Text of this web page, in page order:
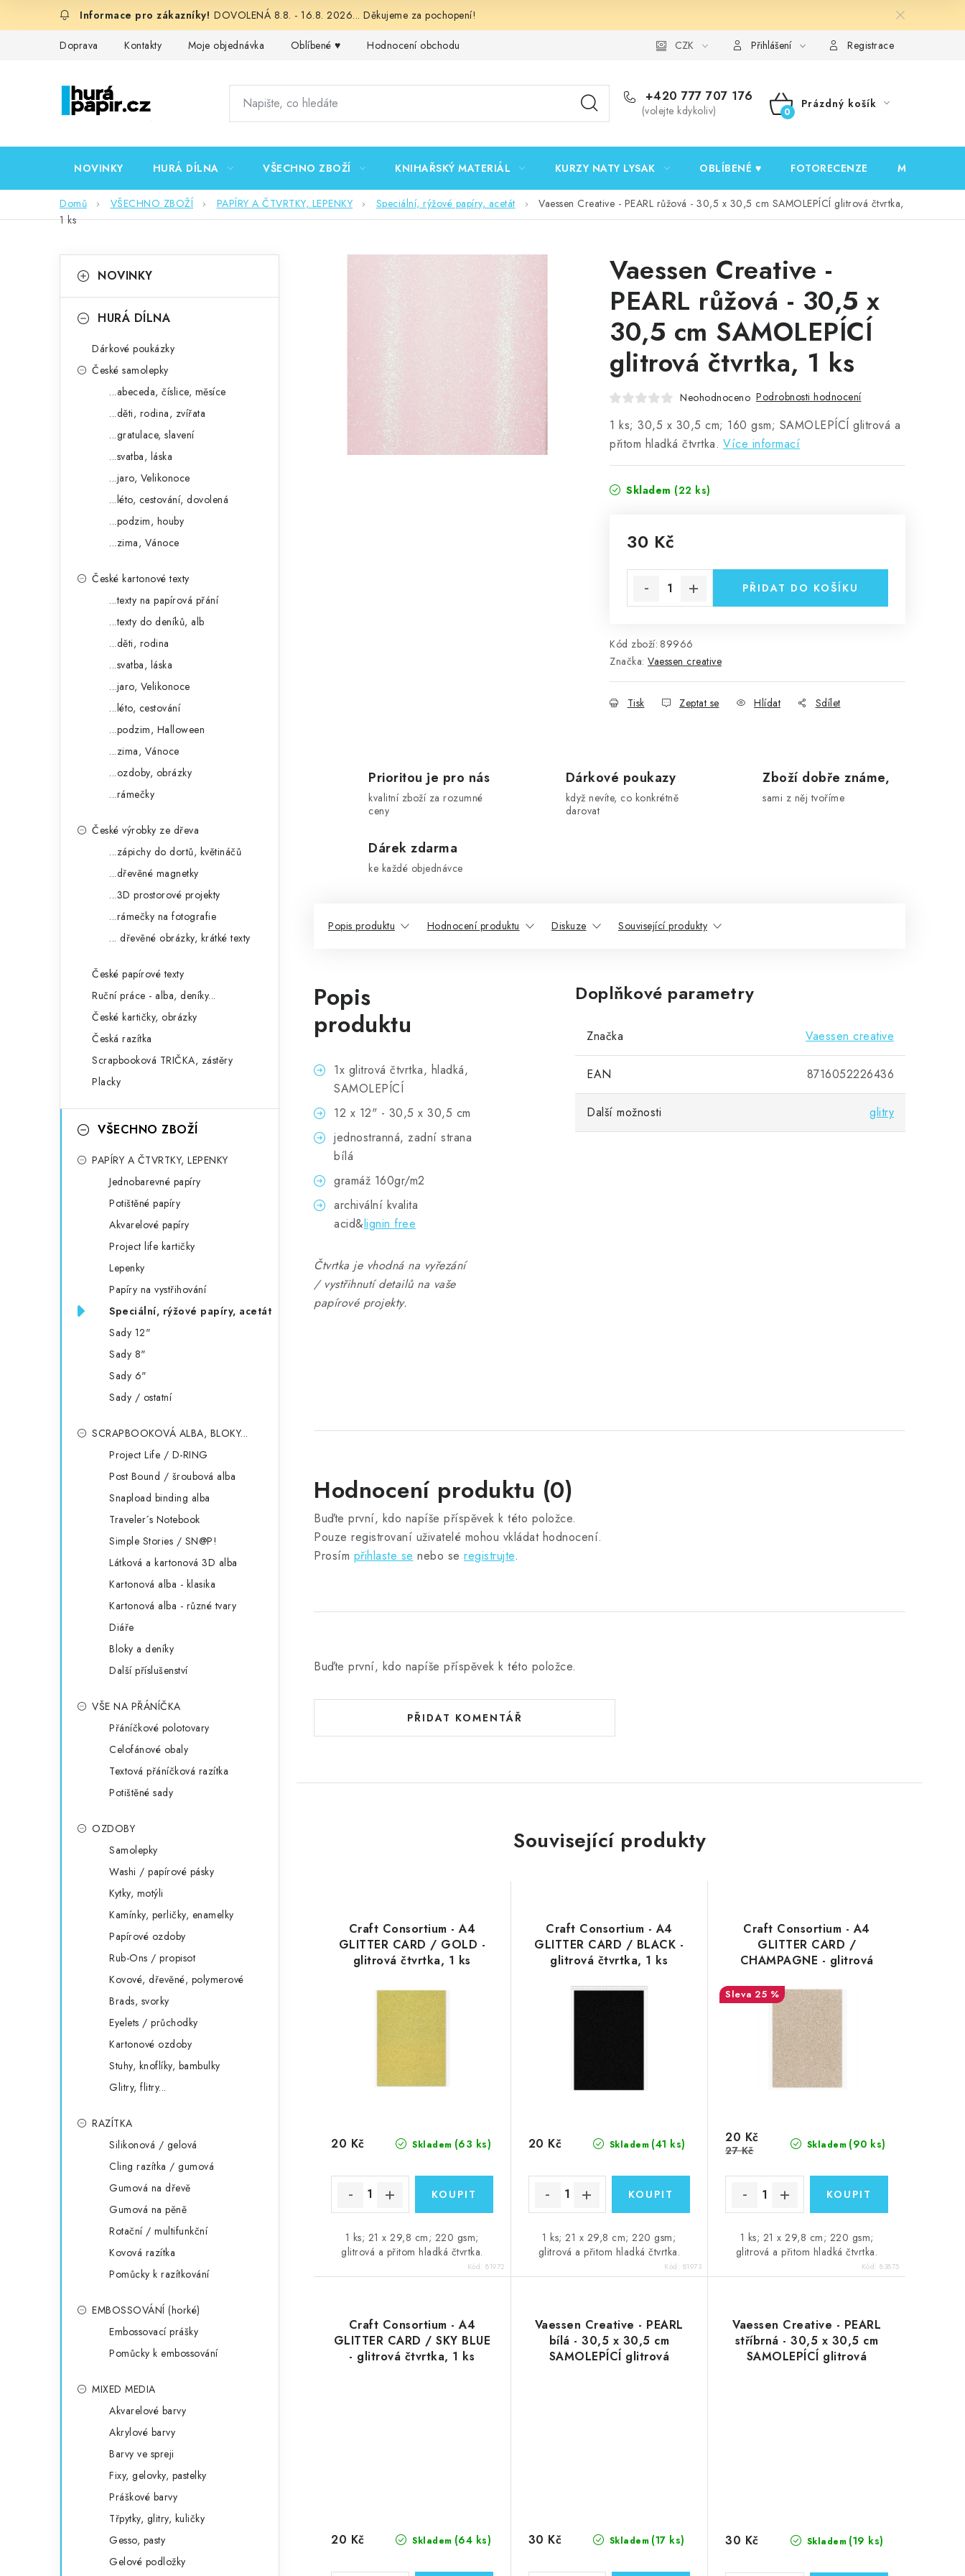
DOVOLENÁ 8.8. - 16.8. 2026... Děkujeme za pochopení!
Doprava Kontakty Moje objednávka Oblíbené ♥️ Hodnocení obchodu Podmínky ochrany osobních údajů Ověřování recenzí
CZK Přihlášení Registrace
+420 777 707 176
(volejte kdykoliv)
NÁKUPNÍ
Prázdný košík
NOVINKY HURÁ DÍLNA VŠECHNO ZBOŽÍ KNIHAŘSKÝ MATERIÁL KURZY NATY LYSAK OBLÍBENÉ ♥️ FOTORECENZE MOJE
Domů VŠECHNO ZBOŽÍ PAPÍRY A ČTVRTKY, LEPENKY Speciální, rýžové papíry, acetát
Vaessen Creative - PEARL růžová - 30,5 x 30,5 cm SAMOLEPÍCÍ glitrová čtvrtka,
1 ks
okategorie
a
NOVINKY
HURÁ DÍLNA
Dárkové poukázky
České samolepky
...abeceda, číslice, měsíce
...děti, rodina, zvířata
...gratulace, slavení
...svatba, láska
...jaro, Velikonoce
...léto, cestování, dovolená
...podzim, houby
...zima, Vánoce
České kartonové texty
...texty na papírová přání
...texty do deníků, alb
...děti, rodina
...svatba, láska
...jaro, Velikonoce
...léto, cestování
...podzim, Halloween
...zima, Vánoce
...ozdoby, obrázky
...rámečky
České výrobky ze dřeva
...zápichy do dortů, květináčů
...dřevěné magnetky
...3D prostorové projekty
...rámečky na fotografie
... dřevěné obrázky, krátké texty
České papírové texty
Ruční práce - alba, deníky...
České kartičky, obrázky
Česká razítka
Scrapbooková TRIČKA, zástěry
Placky
VŠECHNO ZBOŽÍ
PAPÍRY A ČTVRTKY, LEPENKY
Jednobarevné papíry
Potištěné papíry
Akvarelové papíry
Project life kartičky
Lepenky
Papíry na vystřihování
Speciální, rýžové papíry, acetát
Sady 12"
Sady 8"
Sady 6"
Sady / ostatní
SCRAPBOOKOVÁ ALBA, BLOKY...
Project Life / D-RING
Post Bound / šroubová alba
Snapload binding alba
Traveler´s Notebook
Simple Stories / SN@P!
Látková a kartonová 3D alba
Kartonová alba - klasika
Kartonová alba - různé tvary
Diáře
Bloky a deníky
Další příslušenství
VŠE NA PŘÁNÍČKA
Přáníčkové polotovary
Celofánové obaly
Textová přáníčková razítka
Potištěné sady
OZDOBY
Samolepky
Washi / papírové pásky
Kytky, motýli
Kamínky, perličky, enamelky
Papírové ozdoby
Rub-Ons / propisot
Kovové, dřevěné, polymerové
Brads, svorky
Eyelets / průchodky
Kartonové ozdoby
Stuhy, knoflíky, bambulky
Glitry, flitry...
RAZÍTKA
Silikonová / gelová
Cling razítka / gumová
Gumová na dřevě
Gumová na pěně
Rotační / multifunkční
Kovová razítka
Pomůcky k razítkování
EMBOSSOVÁNÍ (horké)
Embossovací prášky
Pomůcky k embossování
MIXED MEDIA
Akvarelové barvy
Akrylové barvy
Barvy ve spreji
Fixy, gelovky, pastelky
Práškové barvy
Třpytky, glitry, kuličky
Gesso, pasty
Gelové podložky
Vaessen Creative -
PEARL růžová - 30,5 x
30,5 cm SAMOLEPÍCÍ
glitrová čtvrtka, 1 ks
Neohodnoceno Podrobnosti hodnocení
1 ks; 30,5 x 30,5 cm; 160 gsm; SAMOLEPÍCÍ glitrová a
přitom hladká čtvrtka. Více informací
Skladem (22 ks)
30 Kč
PŘIDAT DO KOŠÍKU
Kód zboží: 89966
Značka: Vaessen creative
Tisk Zeptat se Hlídat Sdílet
Prioritou je pro nás
kvalitní zboží za rozumné
ceny
Dárkové poukazy
když nevíte, co konkrétně
darovat
Zboží dobře známe,
sami z něj tvoříme
Dárek zdarma
ke každé objednávce
Popis produktu Hodnocení produktu Diskuze Související produkty
Popis
produktu
1x glitrová čtvrtka, hladká,
SAMOLEPÍCÍ
12 x 12" - 30,5 x 30,5 cm
jednostranná, zadní strana
bílá
gramáž 160gr/m2
archivální kvalita
acid&lignin free
Čtvrtka je vhodná na vyřezání
/ vystřihnutí detailů na vaše
papírové projekty.
Doplňkové parametry
Značka Vaessen creative
EAN 8716052226436
Další možnosti glitry
Hodnocení produktu (0)
Buďte první, kdo napíše příspěvek k této položce.
Pouze registrovaní uživatelé mohou vkládat hodnocení.
Prosím přihlaste se nebo se registrujte.
Buďte první, kdo napíše příspěvek k této položce.
PŘIDAT KOMENTÁŘ
Související produkty
Craft Consortium - A4
GLITTER CARD / GOLD -
glitrová čtvrtka, 1 ks
Skladem (63 ks)
20 Kč
1 ks; 21 x 29,8 cm; 220 gsm;
glitrová a přitom hladká čtvrtka.
Kód:81972
Craft Consortium - A4
GLITTER CARD / BLACK -
glitrová čtvrtka, 1 ks
Skladem (41 ks)
20 Kč
1 ks; 21 x 29,8 cm; 220 gsm;
glitrová a přitom hladká čtvrtka.
Kód: 81973
Craft Consortium - A4
GLITTER CARD /
CHAMPAGNE - glitrová
25 %
Skladem (90 ks)
20 Kč
27 Kč
1 ks; 21 x 29,8 cm; 220 gsm;
glitrová a přitom hladká čtvrtka.
Kód:83875
Craft Consortium - A4
GLITTER CARD / SKY BLUE
- glitrová čtvrtka, 1 ks
Skladem (64 ks)
20 Kč
Vaessen Creative - PEARL
bílá - 30,5 x 30,5 cm
SAMOLEPÍCÍ glitrová
Skladem (17 ks)
30 Kč
Vaessen Creative - PEARL
stříbrná - 30,5 x 30,5 cm
SAMOLEPÍCÍ glitrová
Skladem (19 ks)
30 Kč